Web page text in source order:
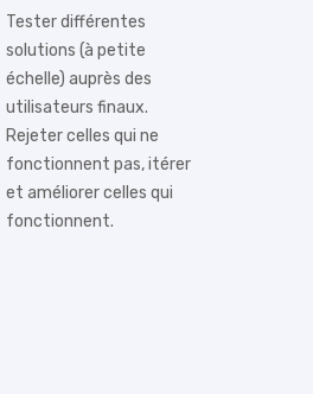
Tester différentes
solutions (à petite
échelle) auprès des
utilisateurs finaux.
Rejeter celles qui ne
fonctionnent pas, itérer
et améliorer celles qui
fonctionnent.